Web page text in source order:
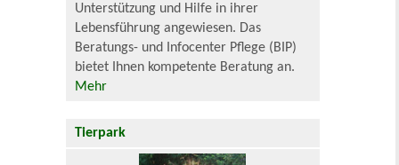
Unterstützung und Hilfe in ihrer
Lebensführung angewiesen. Das
Beratungs- und Infocenter Pflege (BIP)
bietet Ihnen kompetente Beratung an.
Mehr
Tierpark